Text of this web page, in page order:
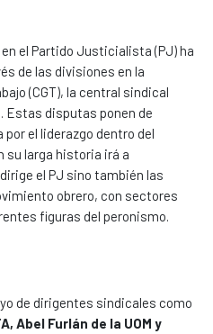
el Partido Justicialista (PJ) ha
de las divisiones en la
(CGT), la central sindical
Estas disputas ponen de
el liderazgo dentro del
su larga historia irá a
el PJ sino también las
obrero, con sectores
figuras del peronismo.
de dirigentes sindicales como
Abel Furlán de la UOM y